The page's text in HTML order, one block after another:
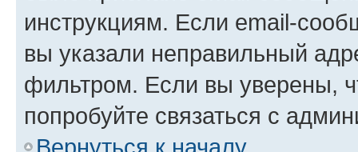
инструкциям. Если email-
вы указали неправильный
фильтром. Если вы уверены,
попробуйте связаться с
Вернуться к началу